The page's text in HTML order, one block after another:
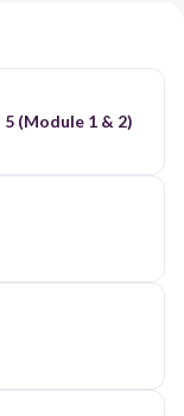
(Module 1 & 2)